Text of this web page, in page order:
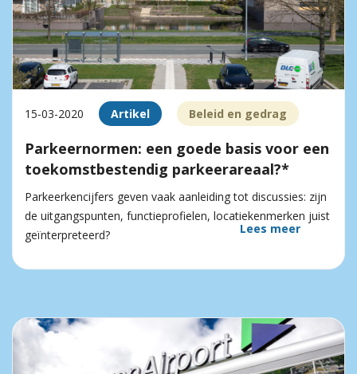
15-03-2020 Artikel Beleid en gedrag
Parkeernormen: een goede basis voor een
toekomstbestendig parkeerareaal?*
Parkeerkencijfers geven vaak aanleiding tot discussies: zijn
de uitgangspunten, functieprofielen, locatiekenmerken juist
geïnterpreteerd?
Lees meer